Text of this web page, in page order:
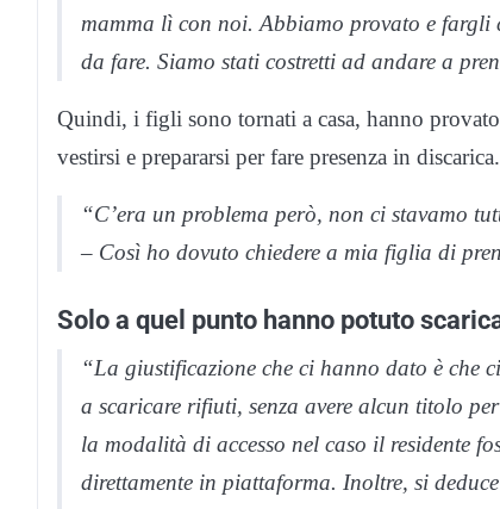
mamma lì con noi. Abbiamo provato e fargli
da fare. Siamo stati costretti ad andare a
Quindi, i figli sono tornati a casa, hanno provato
vestirsi e prepararsi per fare presenza in discarica.
“C’era un problema però, non ci stavamo
– Così ho dovuto chiedere a mia figlia di
Solo a quel punto hanno potuto
“La giustificazione che ci hanno dato è che
a scaricare rifiuti, senza avere alcun titolo
la modalità di accesso nel caso il residente
direttamente in piattaforma. Inoltre, si